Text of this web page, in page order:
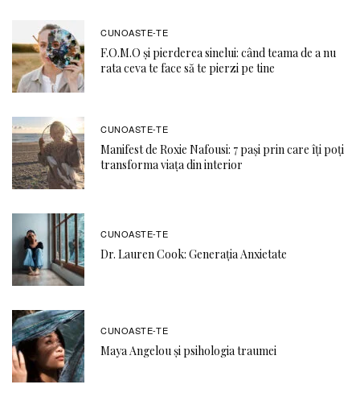
CUNOASTE-TE
F.O.M.O şi pierderea sinelui: când teama de a nu
rata ceva te face să te pierzi pe tine
CUNOASTE-TE
Manifest de Roxie Nafousi: 7 pași prin care îți poți
transforma viața din interior
CUNOASTE-TE
Dr. Lauren Cook: Generația Anxietate
CUNOASTE-TE
Maya Angelou și psihologia traumei